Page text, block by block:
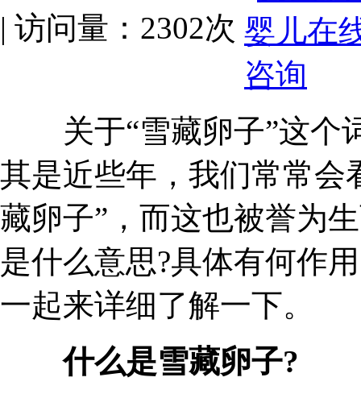
| 访问量：2302次
关于“雪藏卵子”这个
其是近些年，我们常常会
藏卵子”，而这也被誉为
是什么意思?具体有何作
一起来详细了解一下。
什么是雪藏卵子?